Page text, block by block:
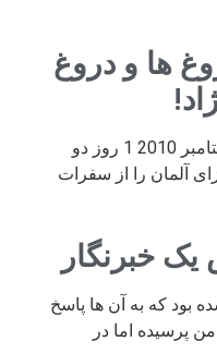
ها و دروغ
چهارشنبه 31 شهریور 89 / 22 سپتامبر 2010 1 روز دو
ویزای آلمان را از سفرات
خبرنگار
بود که به آن ها پاسخ
پرسیده اما در